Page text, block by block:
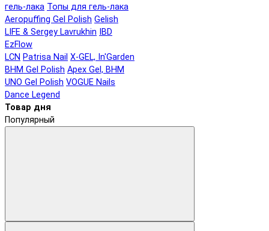
гель-лака Топы для гель-лака
Aeropuffing Gel Polish Gelish
LIFE & Sergey Lavrukhin
IBD
EzFlow
LCN Patrisa Nail X-GEL, In'Garden
BHM Gel Polish Apex Gel, BHM
UNO Gel Polish VOGUE Nails
Dance Legend
Товар дня
Популярный